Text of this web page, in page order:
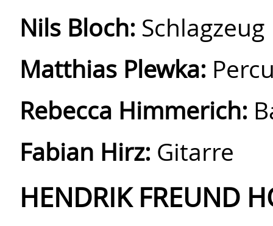
Nils Bloch: Schlagzeug
Matthias Plewka:
Rebecca Himmerich:
Fabian Hirz: Gitarre
HENDRIK FREUND